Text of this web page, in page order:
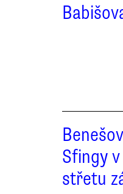
Sfingy
střetu